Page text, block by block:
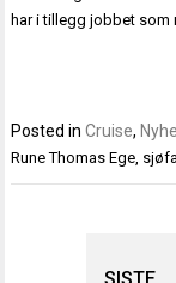
har i tillegg jobbet som
Posted inCruise,
Rune Thomas Ege,